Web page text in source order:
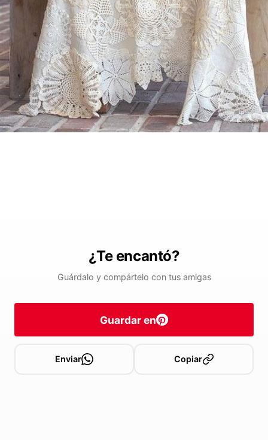
¿Te encantó?
Guárdalo y compártelo con tus amigas
Guardar en
Enviar Copiar